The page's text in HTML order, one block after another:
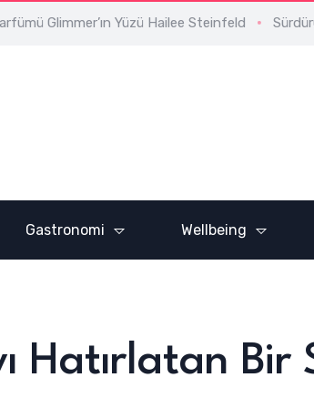
Yüzü Hailee Steinfeld Sürdürülebilir
Gastronomi Wellbeing
Hatırlatan Bir